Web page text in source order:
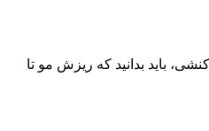
باید بدانید که ریزش مو تا